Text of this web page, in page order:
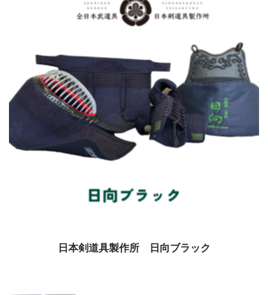
日本剣道具製作所 日向ブラック